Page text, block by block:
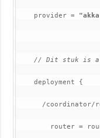
    provider =
// Dit stuk is
deployment {
/coordinator/
router =